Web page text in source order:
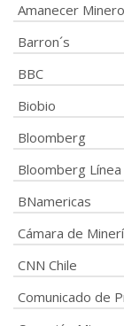
Amanecer Minero
Barron´s
BBC
Biobio
Bloomberg
Bloomberg Línea
BNamericas
Cámara de
CNN Chile
Comunicado de